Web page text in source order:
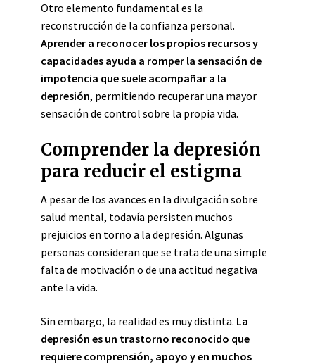
Otro elemento fundamental es la
reconstrucción de la confianza personal.
Aprender a reconocer los propios recursos y
capacidades ayuda a romper la sensación de
impotencia que suele acompañar a la
depresión, permitiendo recuperar una mayor
sensación de control sobre la propia vida.
Comprender la depresión
para reducir el estigma
A pesar de los avances en la divulgación sobre
salud mental, todavía persisten muchos
prejuicios en torno a la depresión. Algunas
personas consideran que se trata de una simple
falta de motivación o de una actitud negativa
ante la vida.
Sin embargo, la realidad es muy distinta. La
depresión es un trastorno reconocido que
requiere comprensión, apoyo y en muchos